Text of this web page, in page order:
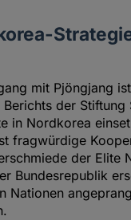
mit Pjöngjang
der
in Nordkorea
fragwürdige
der Elite
Bundesrepublik
Nationen